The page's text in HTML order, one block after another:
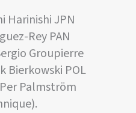
Harinishi JPN
Rey PAN
Groupierre
Bierkowski POL
Palmström